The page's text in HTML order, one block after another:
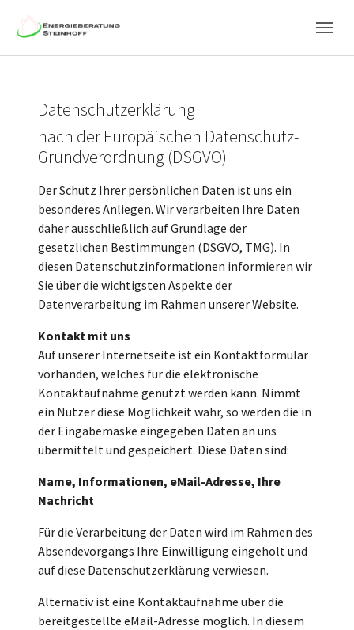
Datenschutzerklärung
nach der Europäischen Datenschutz-
Grundverordnung (DSGVO)
Der Schutz Ihrer persönlichen Daten ist uns ein
besonderes Anliegen. Wir verarbeiten Ihre Daten
daher ausschließlich auf Grundlage der
gesetzlichen Bestimmungen (DSGVO, TMG). In
diesen Datenschutzinformationen informieren wir
Sie über die wichtigsten Aspekte der
Datenverarbeitung im Rahmen unserer Website.
Kontakt mit uns
Auf unserer Internetseite ist ein Kontaktformular
vorhanden, welches für die elektronische
Kontaktaufnahme genutzt werden kann. Nimmt
ein Nutzer diese Möglichkeit wahr, so werden die in
der Eingabemaske eingegeben Daten an uns
übermittelt und gespeichert. Diese Daten sind:
Name, Informationen, eMail-Adresse, Ihre
Nachricht
Für die Verarbeitung der Daten wird im Rahmen des
Absendevorgangs Ihre Einwilligung eingeholt und
auf diese Datenschutzerklärung verwiesen.
Alternativ ist eine Kontaktaufnahme über die
bereitgestellte eMail-Adresse möglich. In diesem